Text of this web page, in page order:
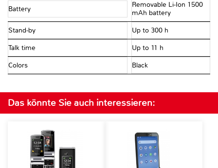
Battery
Removable Li-Ion 1500
mAh battery
Stand-by Up to 300 h
Talk time Up to 11 h
Colors Black
Das könnte Sie auch interessieren: